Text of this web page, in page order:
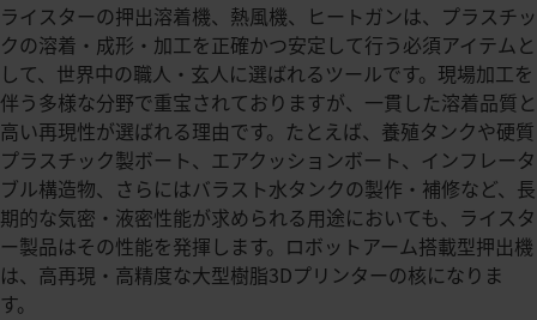
ライスターの押出溶着機、熱風機、ヒートガンは、プラスチッ
クの溶着・成形・加工を正確かつ安定して行う必須アイテムと
して、世界中の職人・玄人に選ばれるツールです。現場加工を
伴う多様な分野で重宝されておりますが、一貫した溶着品質と
高い再現性が選ばれる理由です。たとえば、養殖タンクや硬質
プラスチック製ボート、エアクッションボート、インフレータ
ブル構造物、さらにはバラスト水タンクの製作・補修など、長
期的な気密・液密性能が求められる用途においても、ライスタ
ー製品はその性能を発揮します。ロボットアーム搭載型押出機
は、高再現・高精度な大型樹脂3Dプリンターの核になりま
す。